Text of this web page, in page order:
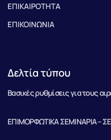
ΕΠΙΚΑΙΡΟΤΗΤΑ
ΕΠΙΚΟΙΝΩΝΙΑ
Δελτία τύπου
Βασικές ρυθμίσεις για τους
ΕΠΙΜΟΡΦΩΤΙΚΑ ΣΕΜΙΝΑΡΙΑ –